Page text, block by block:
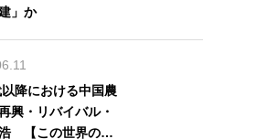
」か
降における中国農
興・リバイバル・
【この世界の片